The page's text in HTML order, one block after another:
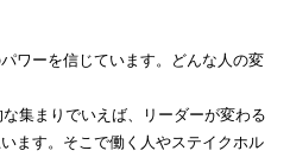
ワーを信じています。どんな人の変
集まりでいえば、リーダーが変わる
ます。そこで働く人やステイクホル